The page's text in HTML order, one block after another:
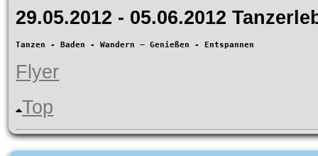
29.05.2012 - 05.06.2012
Tanzen - Baden - Wandern – Genießen - Entspannen
Flyer
Top